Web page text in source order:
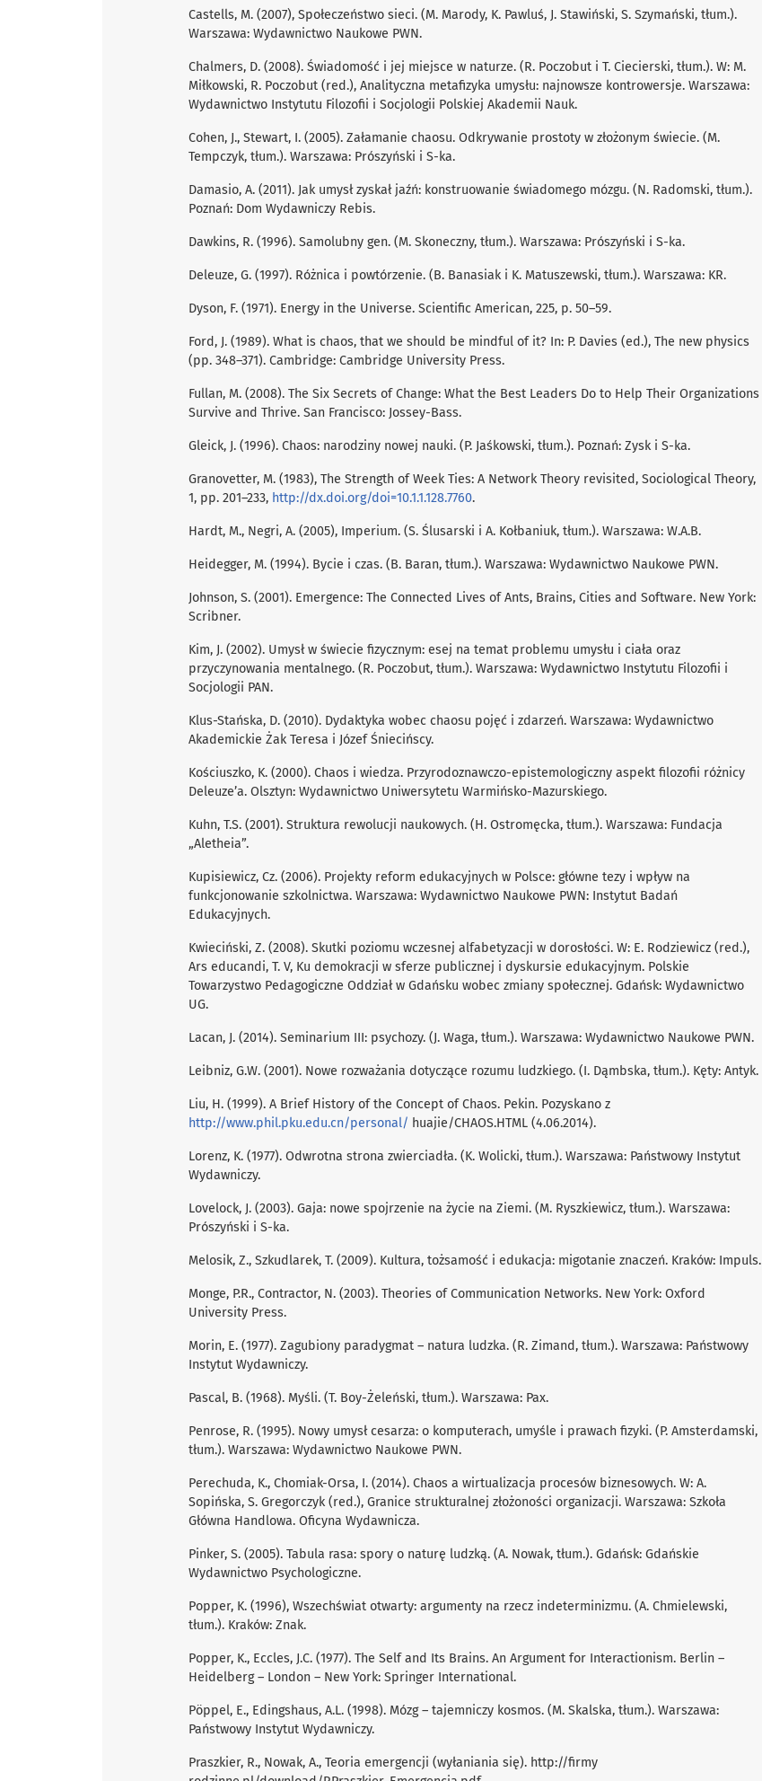
Castells, M. (2007), Społeczeństwo sieci. (M. Marody, K. Pawluś, J. Stawiński, S. Szymański, tłum.).
Warszawa: Wydawnictwo Naukowe PWN.
Chalmers, D. (2008). Świadomość i jej miejsce w naturze. (R. Poczobut i T. Ciecierski, tłum.). W: M.
Miłkowski, R. Poczobut (red.), Analityczna metafizyka umysłu: najnowsze kontrowersje. Warszawa:
Wydawnictwo Instytutu Filozofii i Socjologii Polskiej Akademii Nauk.
Cohen, J., Stewart, I. (2005). Załamanie chaosu. Odkrywanie prostoty w złożonym świecie. (M.
Tempczyk, tłum.). Warszawa: Prószyński i S-ka.
Damasio, A. (2011). Jak umysł zyskał jaźń: konstruowanie świadomego mózgu. (N. Radomski, tłum.).
Poznań: Dom Wydawniczy Rebis.
Dawkins, R. (1996). Samolubny gen. (M. Skoneczny, tłum.). Warszawa: Prószyński i S-ka.
Deleuze, G. (1997). Różnica i powtórzenie. (B. Banasiak i K. Matuszewski, tłum.). Warszawa: KR.
Dyson, F. (1971). Energy in the Universe. Scientific American, 225, p. 50–59.
Ford, J. (1989). What is chaos, that we should be mindful of it? In: P. Davies (ed.), The new physics
(pp. 348–371). Cambridge: Cambridge University Press.
Fullan, M. (2008). The Six Secrets of Change: What the Best Leaders Do to Help Their Organizations
Survive and Thrive. San Francisco: Jossey-Bass.
Gleick, J. (1996). Chaos: narodziny nowej nauki. (P. Jaśkowski, tłum.). Poznań: Zysk i S-ka.
Granovetter, M. (1983), The Strength of Week Ties: A Network Theory revisited, Sociological Theory,
1, pp. 201–233, http://dx.doi.org/doi=10.1.1.128.7760.
Hardt, M., Negri, A. (2005), Imperium. (S. Ślusarski i A. Kołbaniuk, tłum.). Warszawa: W.A.B.
Heidegger, M. (1994). Bycie i czas. (B. Baran, tłum.). Warszawa: Wydawnictwo Naukowe PWN.
Johnson, S. (2001). Emergence: The Connected Lives of Ants, Brains, Cities and Software. New York:
Scribner.
Kim, J. (2002). Umysł w świecie fizycznym: esej na temat problemu umysłu i ciała oraz
przyczynowania mentalnego. (R. Poczobut, tłum.). Warszawa: Wydawnictwo Instytutu Filozofii i
Socjologii PAN.
Klus-Stańska, D. (2010). Dydaktyka wobec chaosu pojęć i zdarzeń. Warszawa: Wydawnictwo
Akademickie Żak Teresa i Józef Śniecińscy.
Kościuszko, K. (2000). Chaos i wiedza. Przyrodoznawczo-epistemologiczny aspekt filozofii różnicy
Deleuze’a. Olsztyn: Wydawnictwo Uniwersytetu Warmińsko-Mazurskiego.
Kuhn, T.S. (2001). Struktura rewolucji naukowych. (H. Ostromęcka, tłum.). Warszawa: Fundacja
„Aletheia”.
Kupisiewicz, Cz. (2006). Projekty reform edukacyjnych w Polsce: główne tezy i wpływ na
funkcjonowanie szkolnictwa. Warszawa: Wydawnictwo Naukowe PWN: Instytut Badań
Edukacyjnych.
Kwieciński, Z. (2008). Skutki poziomu wczesnej alfabetyzacji w dorosłości. W: E. Rodziewicz (red.),
Ars educandi, T. V, Ku demokracji w sferze publicznej i dyskursie edukacyjnym. Polskie
Towarzystwo Pedagogiczne Oddział w Gdańsku wobec zmiany społecznej. Gdańsk: Wydawnictwo
UG.
Lacan, J. (2014). Seminarium III: psychozy. (J. Waga, tłum.). Warszawa: Wydawnictwo Naukowe PWN.
Leibniz, G.W. (2001). Nowe rozważania dotyczące rozumu ludzkiego. (I. Dąmbska, tłum.). Kęty: Antyk.
Liu, H. (1999). A Brief History of the Concept of Chaos. Pekin. Pozyskano z
http://www.phil.pku.edu.cn/personal/ huajie/CHAOS.HTML (4.06.2014).
Lorenz, K. (1977). Odwrotna strona zwierciadła. (K. Wolicki, tłum.). Warszawa: Państwowy Instytut
Wydawniczy.
Lovelock, J. (2003). Gaja: nowe spojrzenie na życie na Ziemi. (M. Ryszkiewicz, tłum.). Warszawa:
Prószyński i S-ka.
Melosik, Z., Szkudlarek, T. (2009). Kultura, tożsamość i edukacja: migotanie znaczeń. Kraków: Impuls.
Monge, P.R., Contractor, N. (2003). Theories of Communication Networks. New York: Oxford
University Press.
Morin, E. (1977). Zagubiony paradygmat – natura ludzka. (R. Zimand, tłum.). Warszawa: Państwowy
Instytut Wydawniczy.
Pascal, B. (1968). Myśli. (T. Boy-Żeleński, tłum.). Warszawa: Pax.
Penrose, R. (1995). Nowy umysł cesarza: o komputerach, umyśle i prawach fizyki. (P. Amsterdamski,
tłum.). Warszawa: Wydawnictwo Naukowe PWN.
Perechuda, K., Chomiak-Orsa, I. (2014). Chaos a wirtualizacja procesów biznesowych. W: A.
Sopińska, S. Gregorczyk (red.), Granice strukturalnej złożoności organizacji. Warszawa: Szkoła
Główna Handlowa. Oficyna Wydawnicza.
Pinker, S. (2005). Tabula rasa: spory o naturę ludzką. (A. Nowak, tłum.). Gdańsk: Gdańskie
Wydawnictwo Psychologiczne.
Popper, K. (1996), Wszechświat otwarty: argumenty na rzecz indeterminizmu. (A. Chmielewski,
tłum.). Kraków: Znak.
Popper, K., Eccles, J.C. (1977). The Self and Its Brains. An Argument for Interactionism. Berlin –
Heidelberg – London – New York: Springer International.
Pöppel, E., Edingshaus, A.L. (1998). Mózg – tajemniczy kosmos. (M. Skalska, tłum.). Warszawa:
Państwowy Instytut Wydawniczy.
Praszkier, R., Nowak, A., Teoria emergencji (wyłaniania się). http://firmy